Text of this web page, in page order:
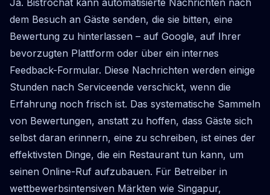
Ja. Bistrochat kann automatisierte Nachrichten nach
dem Besuch an Gäste senden, die sie bitten, eine
Bewertung zu hinterlassen – auf Google, auf Ihrer
bevorzugten Plattform oder über ein internes
Feedback-Formular. Diese Nachrichten werden einige
Stunden nach Serviceende verschickt, wenn die
Erfahrung noch frisch ist. Das systematische Sammeln
von Bewertungen, anstatt zu hoffen, dass Gäste sich
selbst daran erinnern, eine zu schreiben, ist eines der
effektivsten Dinge, die ein Restaurant tun kann, um
seinen Online-Ruf aufzubauen. Für Betreiber in
wettbewerbsintensiven Märkten wie Singapur,